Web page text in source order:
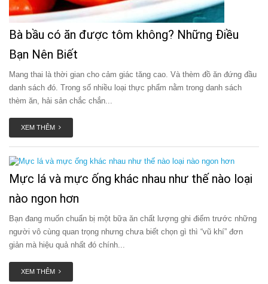
Bà bầu có ăn được tôm không? Những Điều
Bạn Nên Biết
Mang thai là thời gian cho cảm giác tăng cao. Và thèm đồ ăn đứng đầu
danh sách đó. Trong số nhiều loại thực phẩm nằm trong danh sách
thèm ăn, hải sản chắc chắn...
XEM THÊM
Mực lá và mực ống khác nhau như thế nào loại
nào ngon hơn
Bạn đang muốn chuẩn bị một bữa ăn chất lượng ghi điểm trước những
người vô cùng quan trọng nhưng chưa biết chọn gì thì “vũ khí” đơn
giản mà hiệu quả nhất đó chính...
XEM THÊM